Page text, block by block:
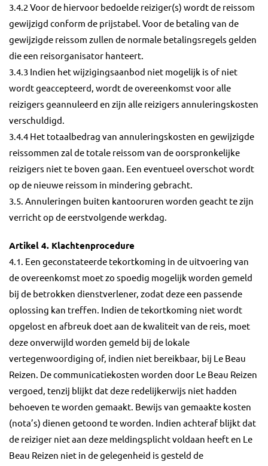
3.4.2 Voor de hiervoor bedoelde reiziger(s) wordt de reissom
gewijzigd conform de prijstabel. Voor de betaling van de
gewijzigde reissom zullen de normale betalingsregels gelden
die een reisorganisator hanteert.
3.4.3 Indien het wijzigingsaanbod niet mogelijk is of niet
wordt geaccepteerd, wordt de overeenkomst voor alle
reizigers geannuleerd en zijn alle reizigers annuleringskosten
verschuldigd.
3.4.4 Het totaalbedrag van annuleringskosten en gewijzigde
reissommen zal de totale reissom van de oorspronkelijke
reizigers niet te boven gaan. Een eventueel overschot wordt
op de nieuwe reissom in mindering gebracht.
3.5. Annuleringen buiten kantooruren worden geacht te zijn
verricht op de eerstvolgende werkdag.
Artikel 4. Klachtenprocedure
4.1. Een geconstateerde tekortkoming in de uitvoering van
de overeenkomst moet zo spoedig mogelijk worden gemeld
bij de betrokken dienstverlener, zodat deze een passende
oplossing kan treffen. Indien de tekortkoming niet wordt
opgelost en afbreuk doet aan de kwaliteit van de reis, moet
deze onverwijld worden gemeld bij de lokale
vertegenwoordiging of, indien niet bereikbaar, bij Le Beau
Reizen. De communicatiekosten worden door Le Beau Reizen
vergoed, tenzij blijkt dat deze redelijkerwijs niet hadden
behoeven te worden gemaakt. Bewijs van gemaakte kosten
(nota’s) dienen getoond te worden. Indien achteraf blijkt dat
de reiziger niet aan deze meldingsplicht voldaan heeft en Le
Beau Reizen niet in de gelegenheid is gesteld de